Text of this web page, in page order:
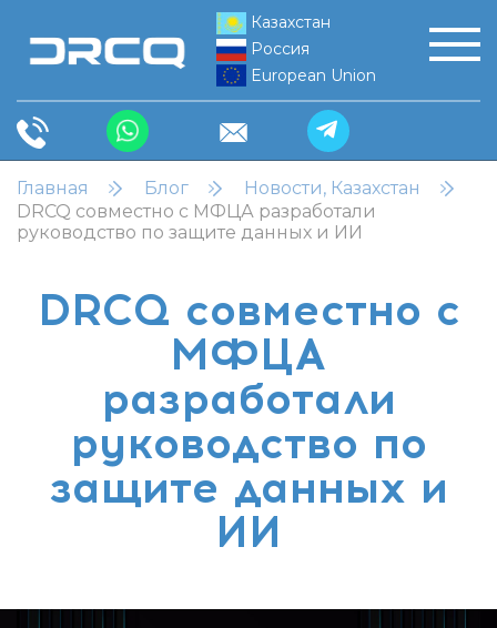
Казахстан
Россия
European Union
Главная Блог
Новости, Казахстан
DRCQ совместно с МФЦА разработали
руководство по защите данных и ИИ
DRCQ совместно с
МФЦА
разработали
руководство по
защите данных и
ИИ